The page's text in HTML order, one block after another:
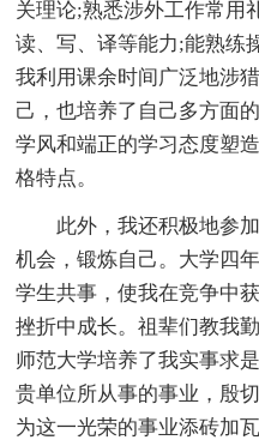
关理论;熟悉涉外工作常用
读、写、译等能力;能熟练
我利用课余时间广泛地涉
己，也培养了自己多方面
学风和端正的学习态度塑
格特点。
此外，我还积极地参加
机会，锻炼自己。大学四
学生共事，使我在竞争中
挫折中成长。祖辈们教我
师范大学培养了我实事求
贵单位所从事的事业，殷
为这一光荣的事业添砖加